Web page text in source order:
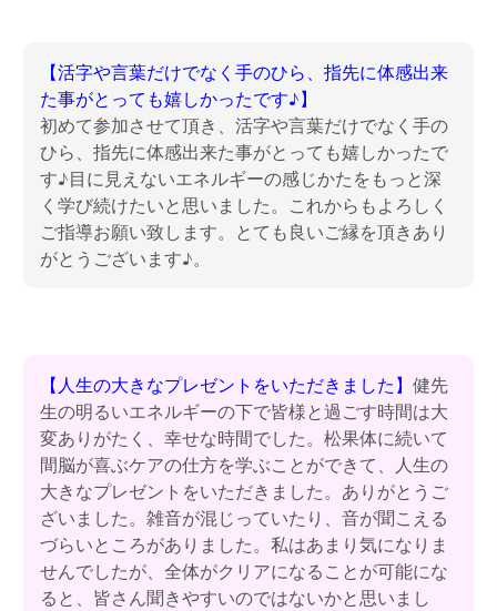
【活字や言葉だけでなく手のひら、指先に体感出来
た事がとっても嬉しかったです♪】
初めて参加させて頂き、活字や言葉だけでなく手の
ひら、指先に体感出来た事がとっても嬉しかったで
す♪目に見えないエネルギーの感じかたをもっと深
く学び続けたいと思いました。これからもよろしく
ご指導お願い致します。とても良いご縁を頂きあり
がとうございます♪。
【人生の大きなプレゼントをいただきました】 健先
生の明るいエネルギーの下で皆様と過ごす時間は大
変ありがたく、幸せな時間でした。松果体に続いて
間脳が喜ぶケアの仕方を学ぶことができて、人生の
大きなプレゼントをいただきました。ありがとうご
ざいました。雑音が混じっていたり、音が聞こえる
づらいところがありました。私はあまり気になりま
せんでしたが、全体がクリアになることが可能にな
ると、皆さん聞きやすいのではないかと思いまし